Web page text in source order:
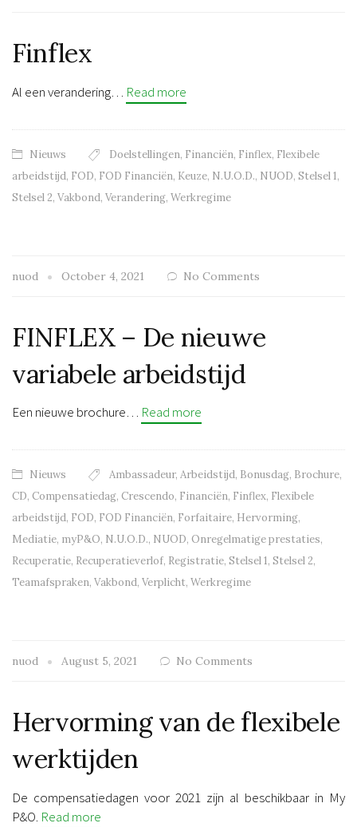
Finflex
Al een verandering… Read more
Nieuws Doelstellingen, Financiën, Finflex, Flexibele
arbeidstijd, FOD, FOD Financiën, Keuze, N.U.O.D., NUOD, Stelsel 1,
Stelsel 2, Vakbond, Verandering, Werkregime
nuod October 4, 2021 No Comments
FINFLEX – De nieuwe
variabele arbeidstijd
Een nieuwe brochure… Read more
Nieuws Ambassadeur, Arbeidstijd, Bonusdag, Brochure,
CD, Compensatiedag, Crescendo, Financiën, Finflex, Flexibele
arbeidstijd, FOD, FOD Financiën, Forfaitaire, Hervorming,
Mediatie, myP&O, N.U.O.D., NUOD, Onregelmatige prestaties,
Recuperatie, Recuperatieverlof, Registratie, Stelsel 1, Stelsel 2,
Teamafspraken, Vakbond, Verplicht, Werkregime
nuod August 5, 2021 No Comments
Hervorming van de flexibele
werktijden
De compensatiedagen voor 2021 zijn al beschikbaar in My
P&O. Read more